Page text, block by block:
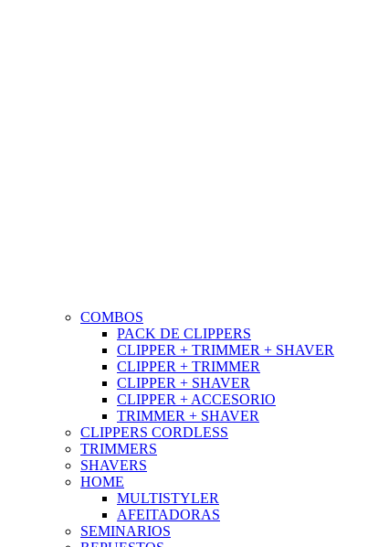
COMBOS
PACK DE CLIPPERS
CLIPPER + TRIMMER + SHAVER
CLIPPER + TRIMMER
CLIPPER + SHAVER
CLIPPER + ACCESORIO
TRIMMER + SHAVER
CLIPPERS CORDLESS
TRIMMERS
SHAVERS
HOME
MULTISTYLER
AFEITADORAS
SEMINARIOS